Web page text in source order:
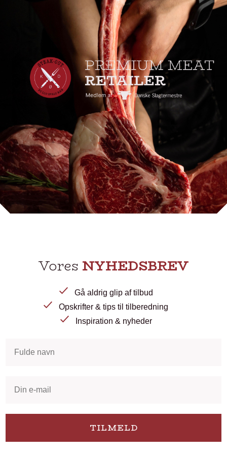
Vores NYHEDSBREV
Gå aldrig glip af tilbud
Opskrifter & tips til tilberedning
Inspiration & nyheder
TILMELD